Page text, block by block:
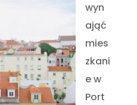
wyn
ająć
mies
zkani
e w
Port